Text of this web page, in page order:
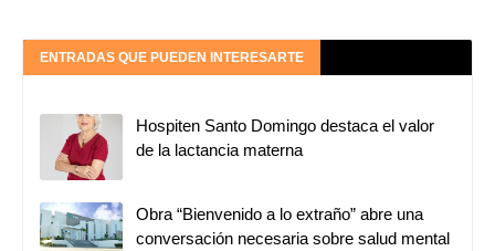
ENTRADAS QUE PUEDEN INTERESARTE
Hospiten Santo Domingo destaca el valor
de la lactancia materna
Obra “Bienvenido a lo extraño” abre una
conversación necesaria sobre salud mental